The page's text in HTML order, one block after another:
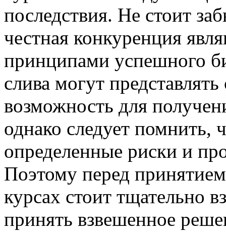
последствия. Не стоит
честная конкуренция
принципами успешного
слива могут
возможность для
однако следует помнить,
определенные риски и
Поэтому перед
курсах стоит тщательно
принять взвешенное